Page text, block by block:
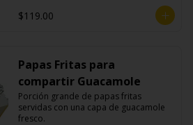
$119.00
Papas Fritas para
compartir Guacamole
Porción grande de papas fritas
servidas con una capa de guacamole
fresco.